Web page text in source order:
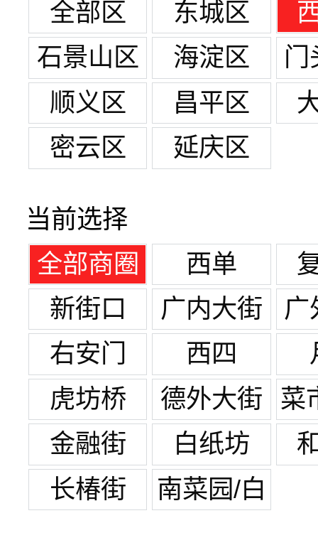
全部区
东城区
石景山区
海淀区
门
顺义区
昌平区
密云区
延庆区
当前选择
全部商圈
西单
新街口
广内大街
广
右安门
西四
虎坊桥
德外大街
菜
金融街 白纸坊
长椿街
南菜园/白